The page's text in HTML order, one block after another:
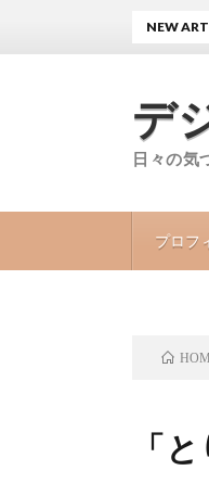
デ
日々の気
プロフ
NEW
「